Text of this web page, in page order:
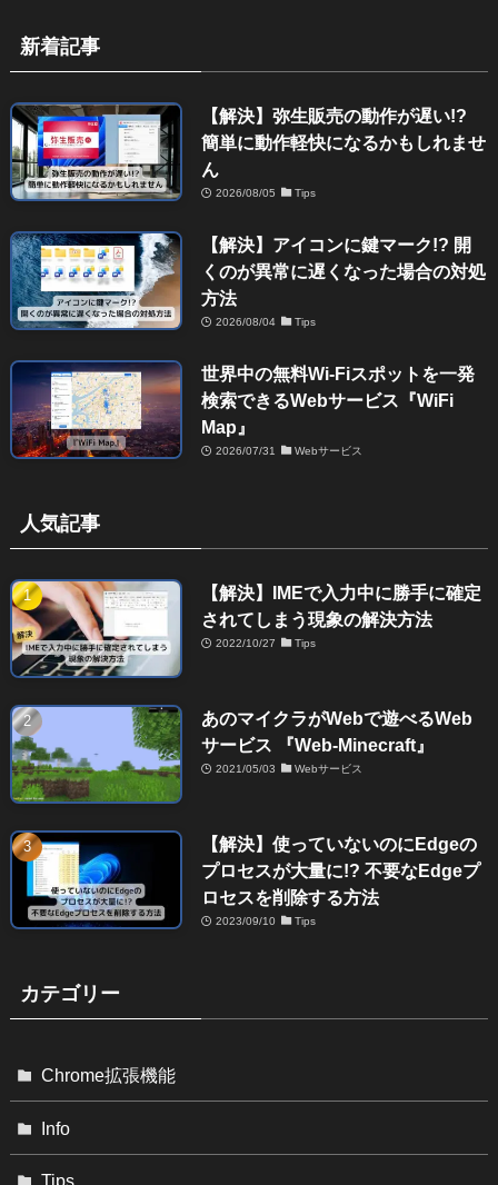
新着記事
【解決】弥生販売の動作が遅い!?
簡単に動作軽快になるかもしれませ
ん
2026/08/05 Tips
【解決】アイコンに鍵マーク!? 開
くのが異常に遅くなった場合の対処
方法
2026/08/04 Tips
世界中の無料Wi-Fiスポットを一発
検索できるWebサービス『WiFi
Map』
2026/07/31 Webサービス
人気記事
【解決】IMEで入力中に勝手に確定
されてしまう現象の解決方法
2022/10/27 Tips
あのマイクラがWebで遊べるWeb
サービス 『Web-Minecraft』
2021/05/03 Webサービス
【解決】使っていないのにEdgeの
プロセスが大量に!? 不要なEdgeプ
ロセスを削除する方法
2023/09/10 Tips
カテゴリー
Chrome拡張機能
Info
Tips